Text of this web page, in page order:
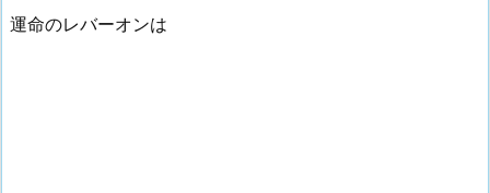
運命のレバーオンは